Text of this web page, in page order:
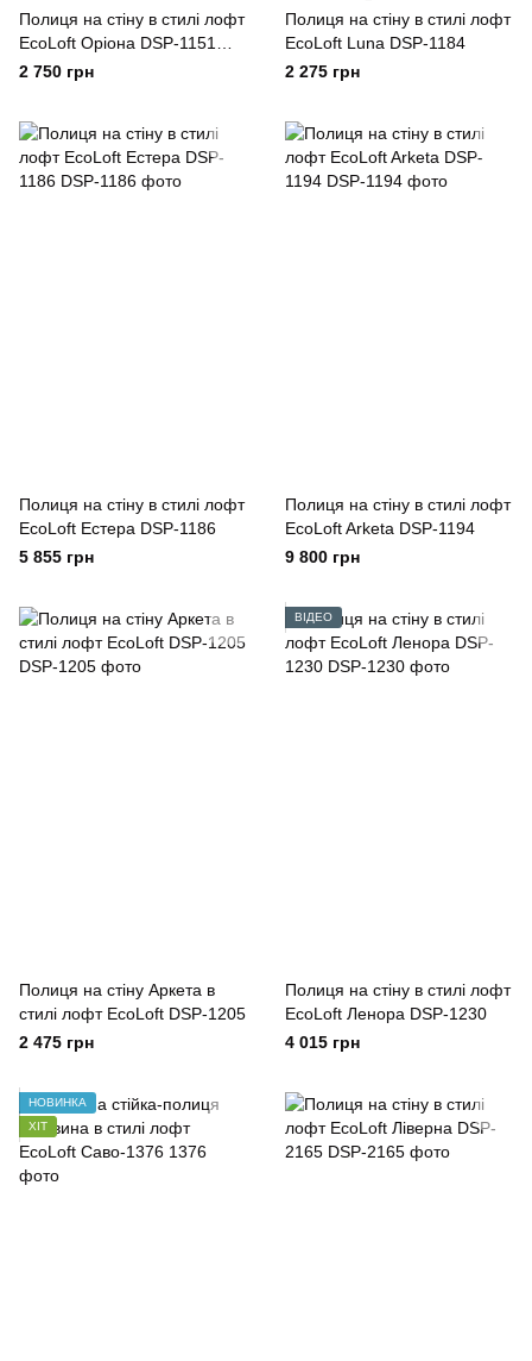
Полиця на стіну в стилі лофт
EcoLoft Оріона DSP-1151
(комплект)
2 750 грн
Полиця на стіну в стилі лофт
EcoLoft Luna DSP-1184
2 275 грн
Полиця на стіну в стилі лофт
EcoLoft Естера DSP-1186
5 855 грн
Полиця на стіну в стилі лофт
EcoLoft Arketa DSP-1194
9 800 грн
Полиця на стіну Аркета в
стилі лофт EcoLoft DSP-1205
2 475 грн
ВІДЕО
Полиця на стіну в стилі лофт
EcoLoft Ленора DSP-1230
4 015 грн
НОВИНКА
ХІТ